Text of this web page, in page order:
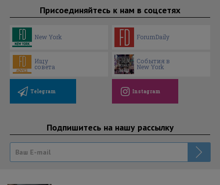
Присоединяйтесь к нам в соцсетях
New York ForumDaily
Ищу
совета
События в
New York
Telegram Instagram
Подпишитесь на нашу рассылку